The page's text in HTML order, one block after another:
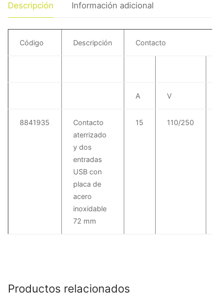
Descripción Información adicional
Código Descripción Contacto
A V
8841935
Contacto
aterrizado
y dos
entradas
USB con
placa de
acero
inoxidable
72 mm
15 110/250
Productos relacionados